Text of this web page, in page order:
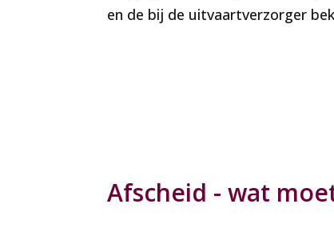
en de bij de uitvaartverzorger
Afscheid - wat